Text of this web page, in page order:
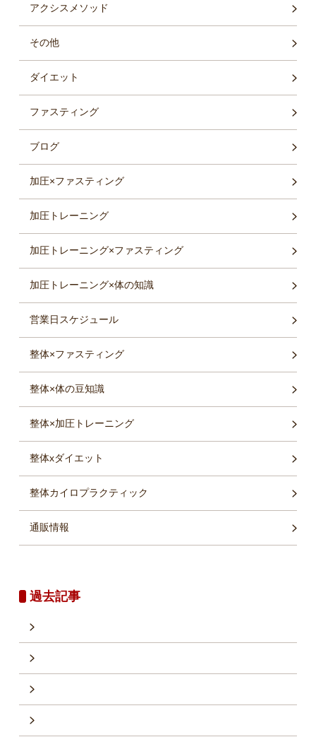
アクシスメソッド
その他
ダイエット
ファスティング
ブログ
加圧×ファスティング
加圧トレーニング
加圧トレーニング×ファスティング
加圧トレーニング×体の知識
営業日スケジュール
整体×ファスティング
整体×体の豆知識
整体×加圧トレーニング
整体xダイエット
整体カイロプラクティック
通販情報
過去記事